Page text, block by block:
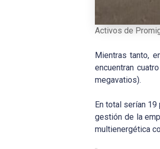
Activos de
Mientras tanto,
encuentran
megavatios).
En total serían
gestión de la
multienergética